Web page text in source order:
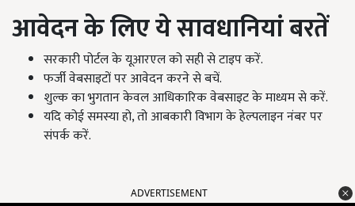
आवेदन के लिए ये सावधानियां बरतें
सरकारी पोर्टल के यूआरएल को सही से टाइप करें.
फर्जी वेबसाइटों पर आवेदन करने से बचें.
शुल्क का भुगतान केवल आधिकारिक वेबसाइट के माध्यम से करें.
यदि कोई समस्या हो, तो आबकारी विभाग के हेल्पलाइन नंबर पर
संपर्क करें.
ADVERTISEMENT